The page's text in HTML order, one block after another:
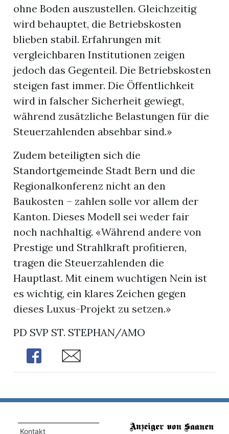
ohne Boden auszustellen. Gleichzeitig
wird behauptet, die Betriebskosten
blieben stabil. Erfahrungen mit
vergleichbaren Institutionen zeigen
jedoch das Gegenteil. Die Betriebskosten
steigen fast immer. Die Öffentlichkeit
wird in falscher Sicherheit gewiegt,
während zusätzliche Belastungen für die
Steuerzahlenden absehbar sind.»
Zudem beteiligten sich die
Standortgemeinde Stadt Bern und die
Regionalkonferenz nicht an den
Baukosten – zahlen solle vor allem der
Kanton. Dieses Modell sei weder fair
noch nachhaltig. «Während andere von
Prestige und Strahlkraft profitieren,
tragen die Steuerzahlenden die
Hauptlast. Mit einem wuchtigen Nein ist
es wichtig, ein klares Zeichen gegen
dieses Luxus-Projekt zu setzen.»
PD SVP ST. STEPHAN/AMO
Share
Share
Kontakt